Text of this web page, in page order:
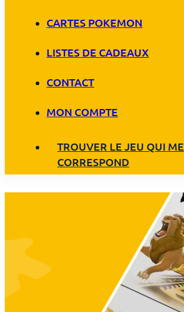
CARTES POKEMON
LISTES DE CADEAUX
CONTACT
MON COMPTE
TROUVER LE JEU QUI ME
CORRESPOND